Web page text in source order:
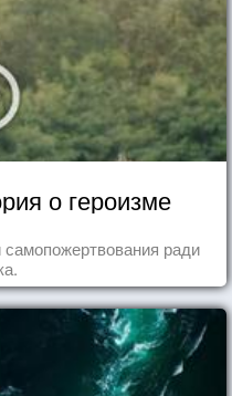
о героизме
ради